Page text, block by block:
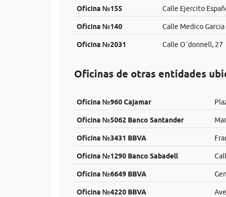
Oficina №155 Calle Ejercito
Oficina №140 Calle Medico
Oficina №2031 Calle O´donnell, 27
Oficinas de otras entidades
Oficina №960 Cajamar
Oficina №5062 Banco Santander
Oficina №3431 BBVA
Oficina №1290 Banco Sabadell
Oficina №6649 BBVA
Oficina №4220 BBVA